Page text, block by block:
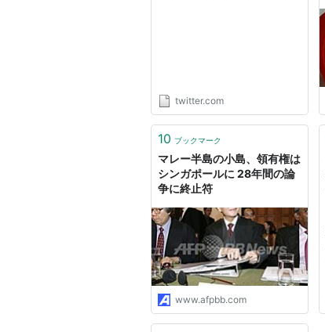
のころ、虐殺の描写を巡…
https://t.co/OvRi59KTTa"
twitter.com
10 ブックマーク
マレー半島の小島、領有権は
シンガポールに 28年間の論
争に終止符
www.afpbb.com